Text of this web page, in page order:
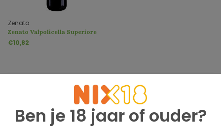
Ben je 18 jaar of ouder?
Zenato
Zenato Valpolicella Superiore
€10,82